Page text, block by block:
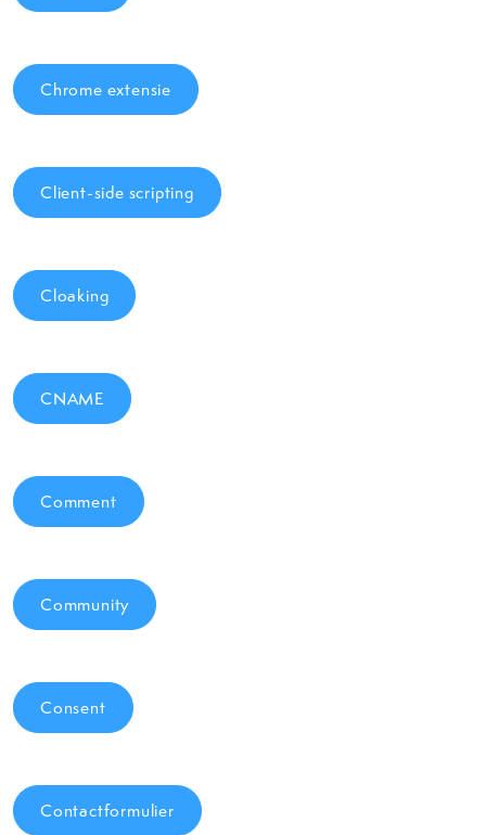
Chrome extensie
Client-side scripting
Cloaking
CNAME
Comment
Community
Consent
Contactformulier